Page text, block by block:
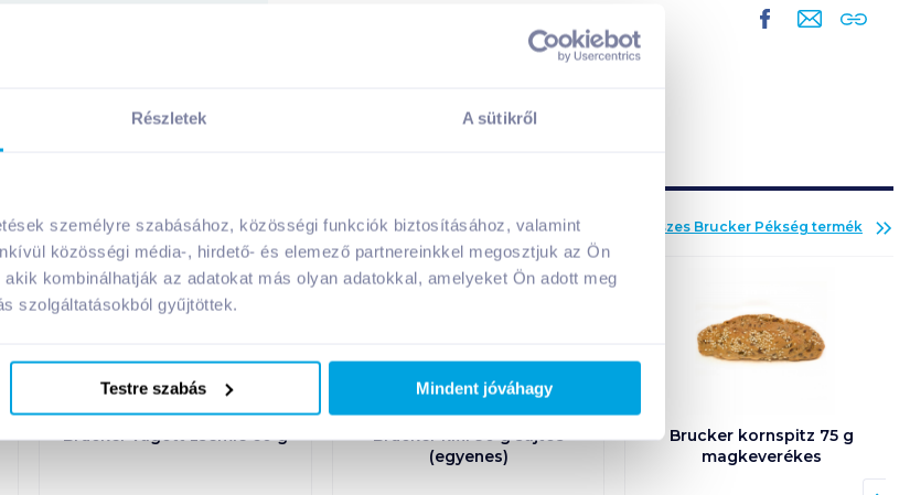
Részletek A sütikről
személyre szabásához, közösségi funkciók biztosításához, valamint
közösségi média-, hirdető- és elemező partnereinkkel megosztjuk az Ön
kombinálhatják az adatokat más olyan adatokkal, amelyeket Ön adott meg
szolgáltatásokból gyűjtöttek.
Testre szabás Mindent jóváhagy
Az összes Brucker Pékség termék
Brucker vágott zsemle 60 g
Brucker kifli 90 g sajtos
(egyenes)
Brucker kornspitz 75 g
magkeverékes